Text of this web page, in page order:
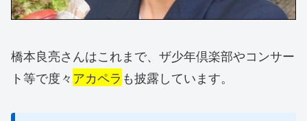
橋本良亮さんはこれまで、ザ少年倶楽部やコンサー
ト等で度々アカペラ も披露しています。